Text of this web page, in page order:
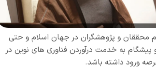
محققان و پژوهشگران در جهان اسلام و حتی
پیشگام به خدمت درآوردن فناوری های نوین در
ورود داشته باشد.